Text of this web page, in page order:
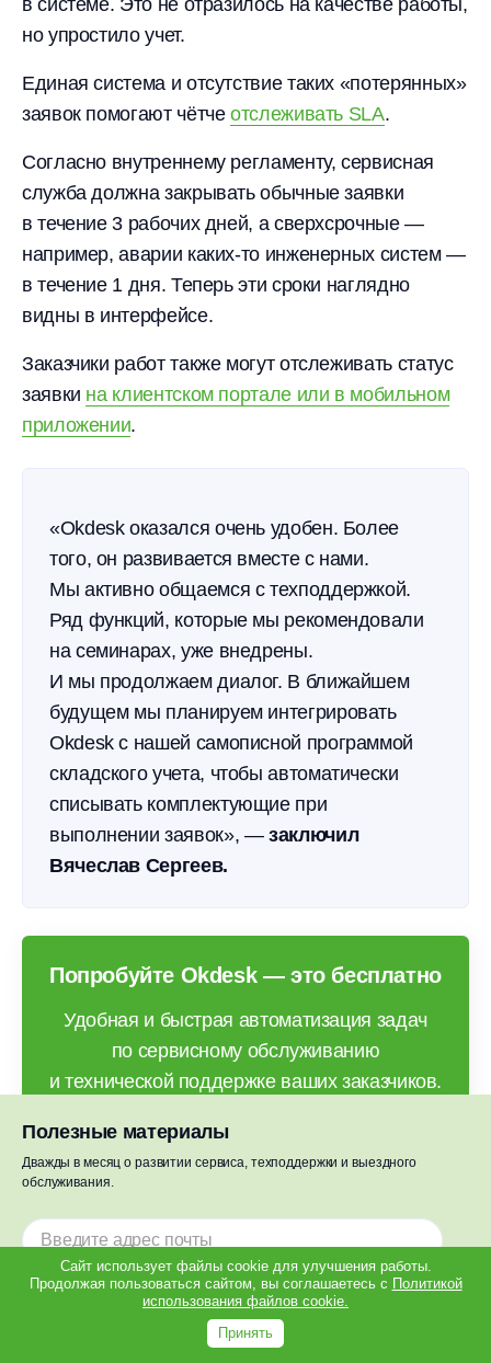
в системе. Это не отразилось на качестве работы,
но упростило учет.
Единая система и отсутствие таких «потерянных»
заявок помогают чётчеотслеживать SLA.
Согласно внутреннему регламенту, сервисная
служба должна закрывать обычные заявки
в течение 3 рабочих дней, а сверхсрочные —
например, аварии каких-то инженерных систем —
в течение 1 дня. Теперь эти сроки наглядно
видны в интерфейсе.
Заказчики работ также могут отслеживать статус
заявки на клиентском портале или в мобильном
приложении.
«Okdesk оказался очень удобен. Более
того, он развивается вместе с нами.
Мы активно общаемся с техподдержкой.
Ряд функций, которые мы рекомендовали
на семинарах, уже внедрены.
И мы продолжаем диалог. В ближайшем
будущем мы планируем интегрировать
Okdesk с нашей самописной программой
складского учета, чтобы автоматически
списывать комплектующие при
выполнении заявок», —заключил
Вячеслав Сергеев.
Попробуйте Okdesk — это бесплатно
Удобная и быстрая автоматизация задач
по сервисному обслуживанию
и технической поддержке ваших заказчиков.
доступ ко всем возможностям на 10 дней.
Полезные материалы
Дважды в месяц о развитии сервиса, техподдержки и выездного
обслуживания.
Подписаться
Сайт использует файлы cookie для улучшения работы.
Продолжая пользоваться сайтом, вы соглашаетесь с Политикой
использования файлов cookie.
Принять